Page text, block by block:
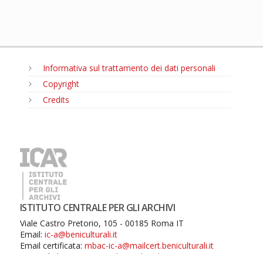
Informativa sul trattamento dei dati personali
Copyright
Credits
ISTITUTO CENTRALE PER GLI ARCHIVI
Viale Castro Pretorio, 105 - 00185 Roma IT
Email: ic-a@beniculturali.it
Email certificata: mbac-ic-a@mailcert.beniculturali.it